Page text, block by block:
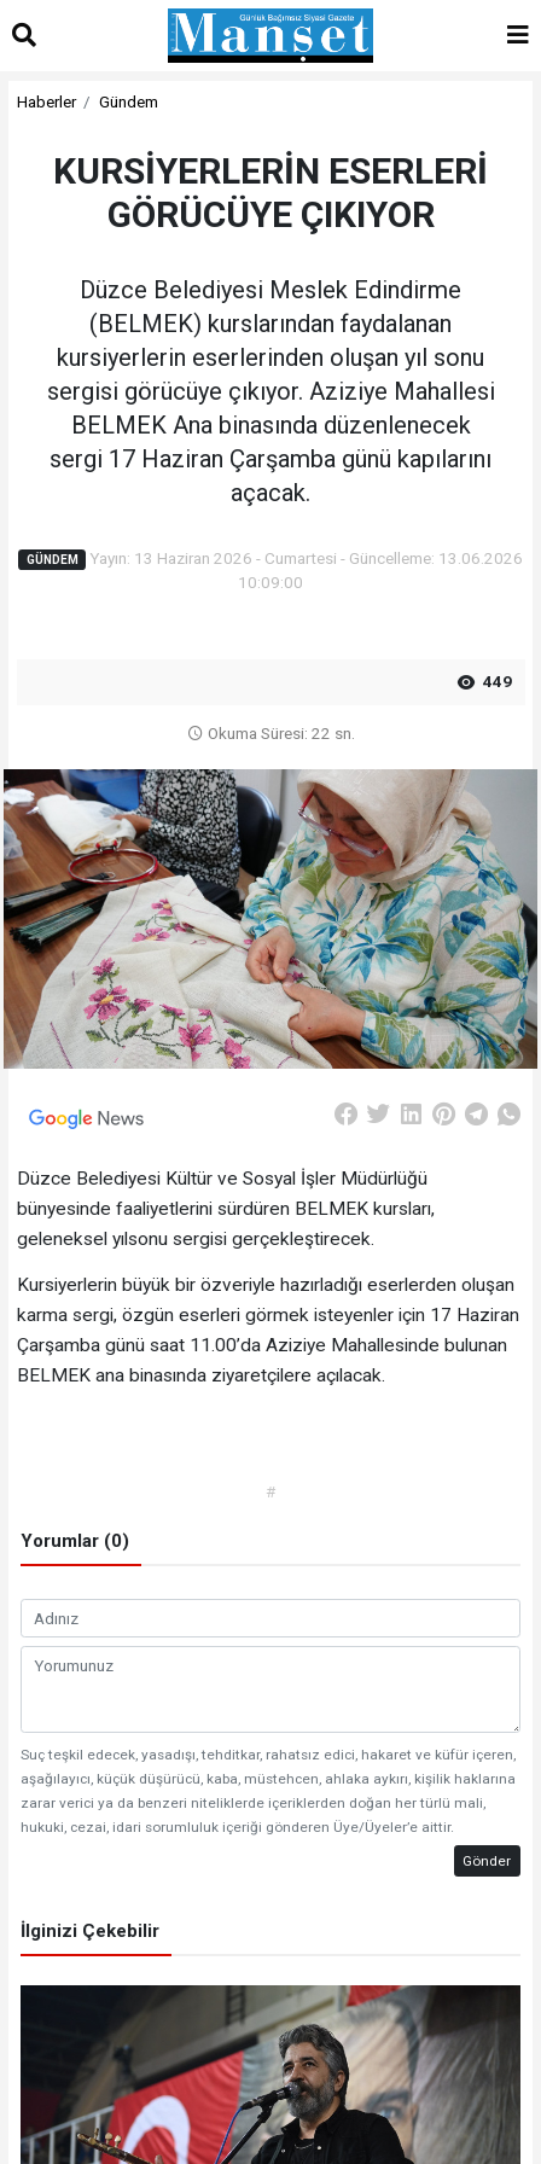
Haberler Gündem
KURSİYERLERİN ESERLERİ
GÖRÜCÜYE ÇIKIYOR
Düzce Belediyesi Meslek Edindirme
(BELMEK) kurslarından faydalanan
kursiyerlerin eserlerinden oluşan yıl sonu
sergisi görücüye çıkıyor. Aziziye Mahallesi
BELMEK Ana binasında düzenlenecek
sergi 17 Haziran Çarşamba günü kapılarını
açacak.
GÜNDEM
Yayın: 13 Haziran 2026 - Cumartesi - Güncelleme: 13.06.2026
10:09:00
449
Okuma Süresi: 22 sn.
Düzce Belediyesi Kültür ve Sosyal İşler Müdürlüğü
bünyesinde faaliyetlerini sürdüren BELMEK kursları,
geleneksel yılsonu sergisi gerçekleştirecek.
Kursiyerlerin büyük bir özveriyle hazırladığı eserlerden oluşan
karma sergi, özgün eserleri görmek isteyenler için 17 Haziran
Çarşamba günü saat 11.00’da Aziziye Mahallesinde bulunan
BELMEK ana binasında ziyaretçilere açılacak.
#
Yorumlar (0)
Suç teşkil edecek, yasadışı, tehditkar, rahatsız edici, hakaret ve küfür içeren,
aşağılayıcı, küçük düşürücü, kaba, müstehcen, ahlaka aykırı, kişilik haklarına
zarar verici ya da benzeri niteliklerde içeriklerden doğan her türlü mali,
hukuki, cezai, idari sorumluluk içeriği gönderen Üye/Üyeler’e aittir.
Gönder
İlginizi Çekebilir